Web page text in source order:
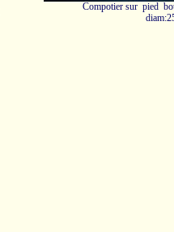
Compotier sur pied